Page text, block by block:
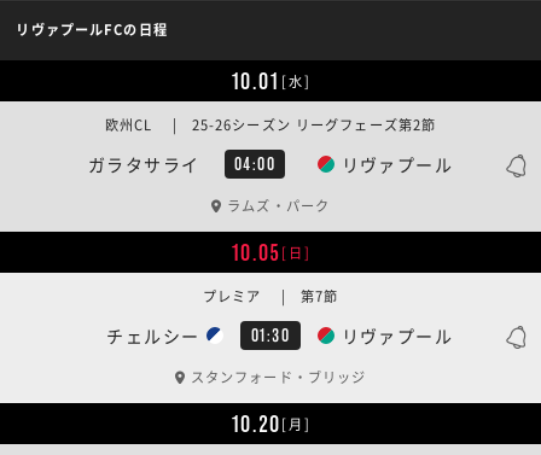
リヴァプールFCの日程
10.01 [水]
ガラタサライ 04:00 リヴァプール
欧州CL | 25-26シーズン リーグフェーズ第2節
ラムズ・パーク
10.05[日]
チェルシー 01:30 リヴァプール
プレミア | 第7節
スタンフォード・ブリッジ
10.20[月]